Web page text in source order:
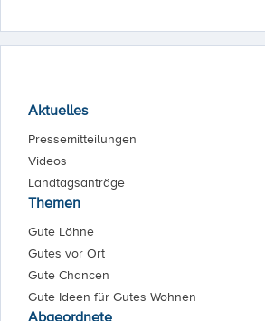
Aktuelles
Pressemitteilungen
Videos
Landtagsanträge
Themen
Gute Löhne
Gutes vor Ort
Gute Chancen
Gute Ideen für Gutes Wohnen
Abgeordnete